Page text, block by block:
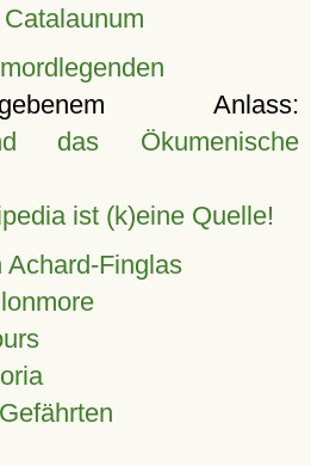
Anlass:
das Ökumenische
ist (k)eine Quelle!
Achard-Finglas